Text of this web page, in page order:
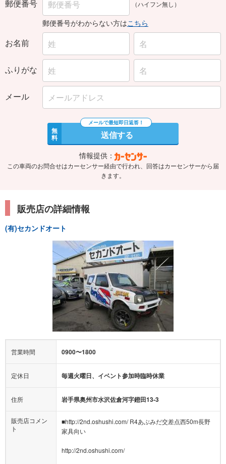
郵便番号 （ハイフン無し）
郵便番号がわからない方はこちら
お名前
ふりがな
メール
無
料 送信する
情報提供：
この車両のお問合せはカーセンサー経由で行われ、回答はカーセンサーから届
きます。
販売店の詳細情報
(有)セカンドオート
営業時間 0900〜1800
定休日 毎週火曜日、イベント参加時臨時休業
住所 岩手県奥州市水沢佐倉河字鐙田13-3
販売店コメン
ト
■http://2nd.oshushi.com/ R4あぶみだ交差点西50m長野
家具向い
http://2nd.oshushi.com/